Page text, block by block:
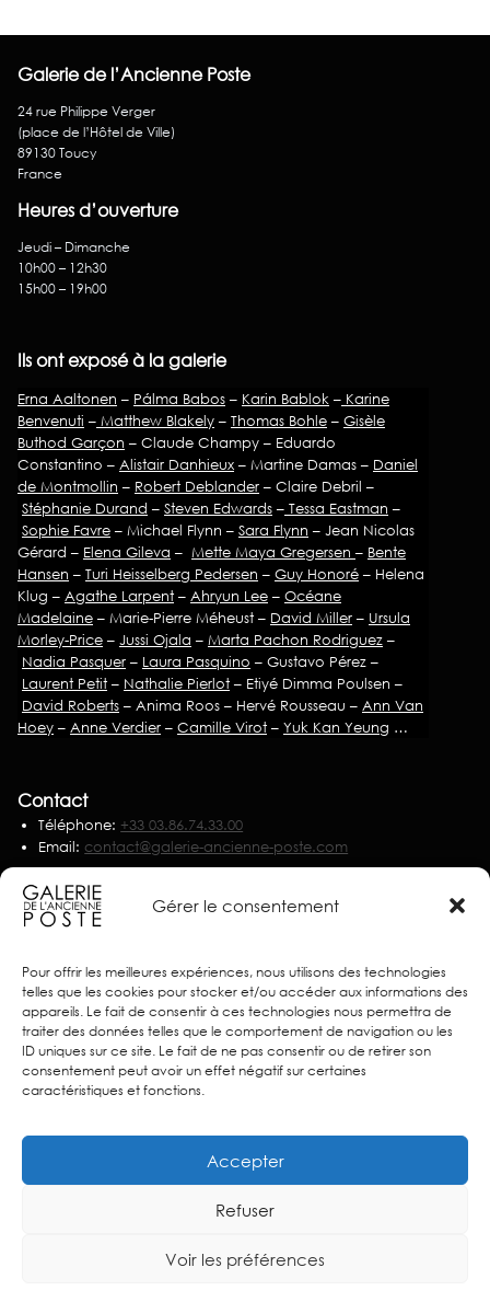
Gérer le consentement
Pour offrir les meilleures expériences, nous utilisons des technologies
telles que les cookies pour stocker et/ou accéder aux informations des
appareils. Le fait de consentir à ces technologies nous permettra de
traiter des données telles que le comportement de navigation ou les
ID uniques sur ce site. Le fait de ne pas consentir ou de retirer son
consentement peut avoir un effet négatif sur certaines
caractéristiques et fonctions.
Accepter
Refuser
Voir les préférences
Galerie de l’Ancienne Poste
24 rue Philippe Verger
(place de l’Hôtel de Ville)
89130 Toucy
France
Heures d’ouverture
Jeudi – Dimanche
10h00 – 12h30
15h00 – 19h00
Ils ont exposé à la galerie
Erna Aaltonen – Pálma Babos – Karin Bablok – Karine
Benvenuti – Matthew Blakely – Thomas Bohle – Gisèle
Buthod Garçon – Claude Champy – Eduardo
Constantino – Alistair Danhieux – Martine Damas – Daniel
de Montmollin – Robert Deblander – Claire Debril –
Stéphanie Durand – Steven Edwards – Tessa Eastman –
Sophie Favre – Michael Flynn – Sara Flynn – Jean Nicolas
Gérard – Elena Gileva – Mette Maya Gregersen – Bente
Hansen – Turi Heisselberg Pedersen – Guy Honoré – Helena
Klug – Agathe Larpent – Ahryun Lee – Océane
Madelaine – Marie-Pierre Méheust – David Miller – Ursula
Morley-Price – Jussi Ojala – Marta Pachon Rodriguez –
Nadia Pasquer – Laura Pasquino – Gustavo Pérez –
Laurent Petit – Nathalie Pierlot – Etiyé Dimma Poulsen –
David Roberts – Anima Roos – Hervé Rousseau – Ann Van
Hoey – Anne Verdier – Camille Virot – Yuk Kan Yeung …
Contact
Téléphone: +33 03.86.74.33.00
Email: contact@galerie-ancienne-poste.com
Nous écrire
Partenaires
© 2025 Galerie de l’Ancienne Poste – Créé sur